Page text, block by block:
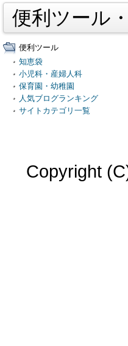
便利ツール
便利ツール
知恵袋
小児科・産婦人科
保育園・幼稚園
人気ブログランキング
サイトカテゴリ一覧
Copyright